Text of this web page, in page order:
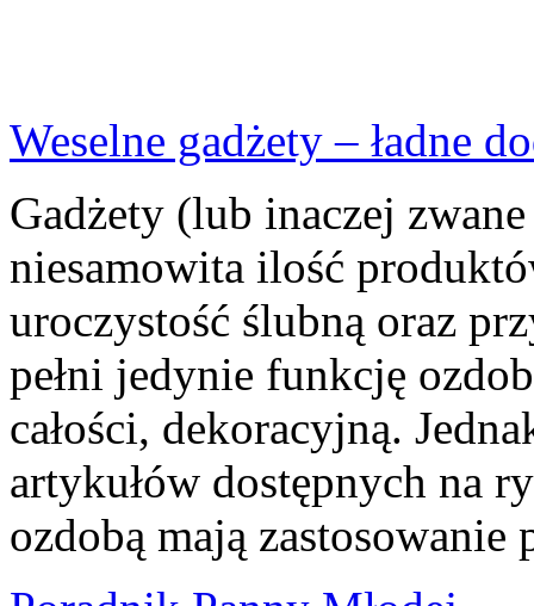
Weselne gadżety – ładne
Gadżety (lub inaczej
niesamowita ilość
uroczystość ślubną oraz
pełni jedynie funkcję
całości, dekoracyjną.
artykułów dostępnych na
ozdobą mają zastosowanie